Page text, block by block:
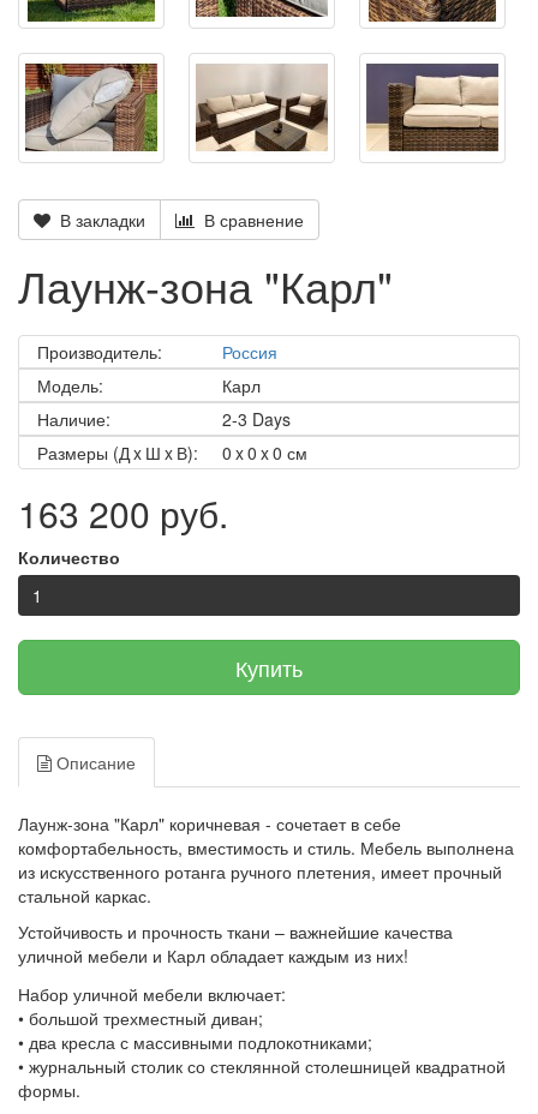
В закладки В сравнение
Лаунж-зона "Карл"
Производитель:
Россия
Модель:
Карл
Наличие:
2-3 Days
Размеры (Д x Ш x В):
0 x 0 x 0 см
163 200 руб.
Количество
Купить
Описание
Лаунж-зона "Карл" коричневая - сочетает в себе
комфортабельность, вместимость и стиль. Мебель выполнена
из искусственного ротанга ручного плетения, имеет прочный
стальной каркас.
Устойчивость и прочность ткани – важнейшие качества
уличной мебели и Карл обладает каждым из них!
Набор уличной мебели включает:
• большой трехместный диван;
• два кресла с массивными подлокотниками;
• журнальный столик со стеклянной столешницей квадратной
формы.